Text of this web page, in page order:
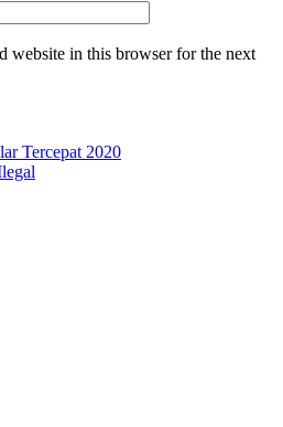
website in this browser for the next
Tercepat 2020